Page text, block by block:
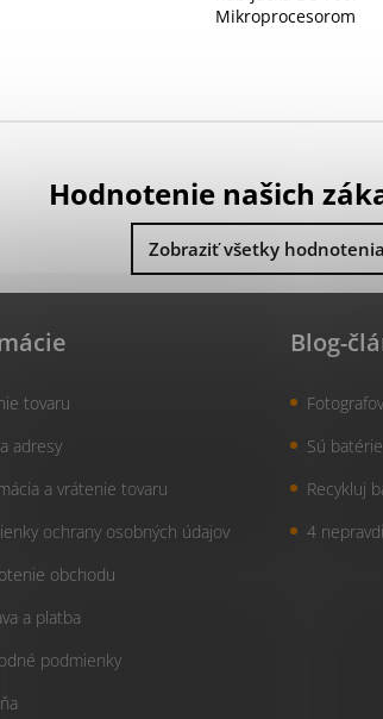
Mikroprocesorom
Hodnotenie našich
Zobraziť všetky hodnotenia
tovaru
adresy
a vrátenie tovaru
ochrany osobných údajov
obchodu
a platba
podmienky
Blog-
Sú
Recykluj
4